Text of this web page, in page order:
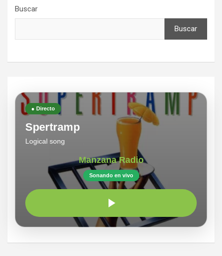
Buscar
Buscar
● Directo
Spertramp
Logical song
Manzana Radio
Sonando en vivo